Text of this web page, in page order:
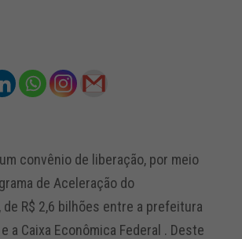
convênio de liberação, por meio
de Aceleração do
R$ 2,6 bilhões entre a prefeitura
a Caixa Econômica Federal . Deste